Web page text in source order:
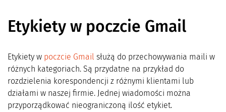
Etykiety w poczcie Gmail
Etykiety w poczcie Gmail służą do przechowywania maili w
różnych kategoriach. Są przydatne na przykład do
rozdzielenia korespondencji z różnymi klientami lub
działami w naszej firmie. Jednej wiadomości można
przyporządkować nieograniczoną ilość etykiet.